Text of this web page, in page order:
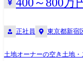
正社員 東京都新宿
土地オーナーの空き土地・